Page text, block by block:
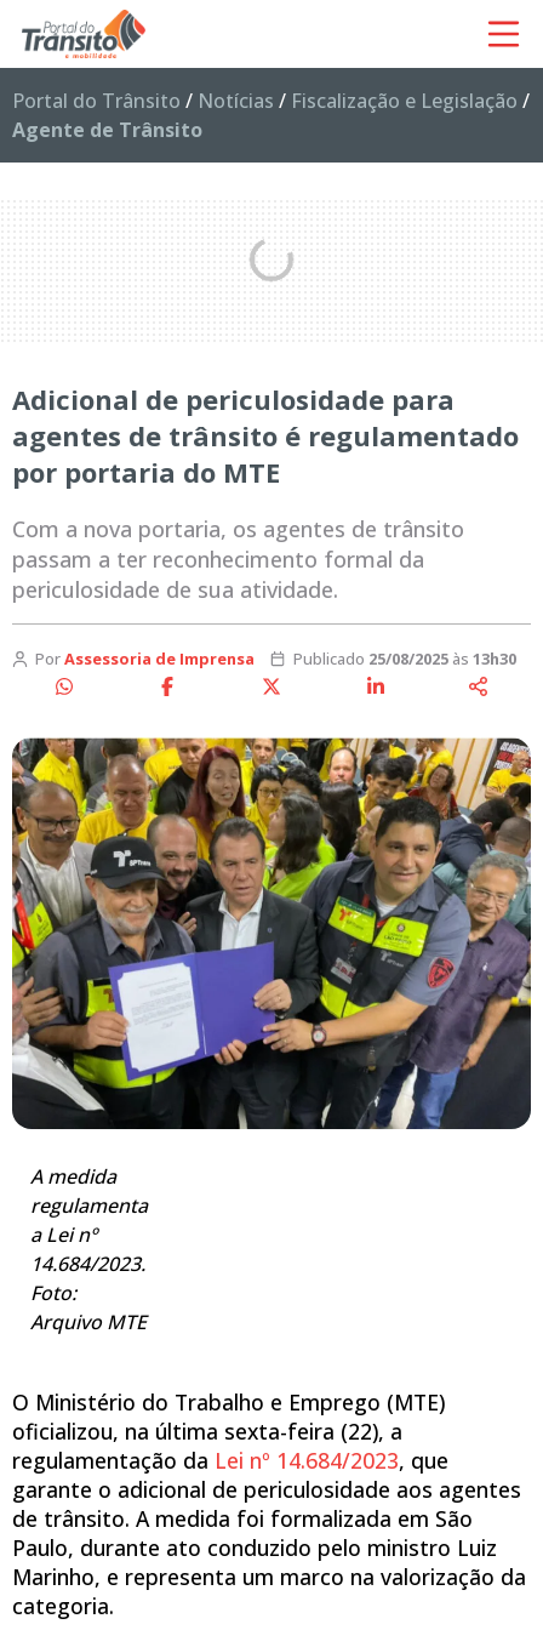
Portal do Trânsito / Notícias / Fiscalização e Legislação /
Agente de Trânsito
Adicional de periculosidade para
agentes de trânsito é regulamentado
por portaria do MTE
Com a nova portaria, os agentes de trânsito
passam a ter reconhecimento formal da
periculosidade de sua atividade.
PorAssessoria de Imprensa Publicado 25/08/2025às 13h30
A medida
regulamenta
a Lei nº
14.684/2023.
Foto:
Arquivo MTE
O Ministério do Trabalho e Emprego (MTE)
oficializou, na última sexta-feira (22), a
regulamentação da Lei nº 14.684/2023, que
garante o adicional de periculosidade aos agentes
de trânsito. A medida foi formalizada em São
Paulo, durante ato conduzido pelo ministro Luiz
Marinho, e representa um marco na valorização da
categoria.